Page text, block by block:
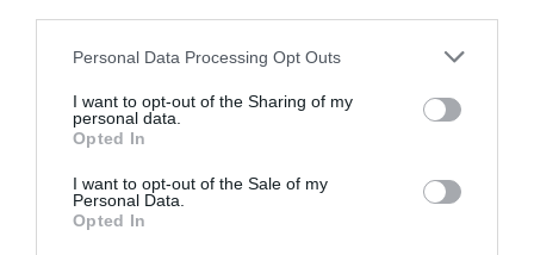
Personal Data Processing Opt Outs
I want to opt-out of the Sharing of my
personal data.
Opted In
I want to opt-out of the Sale of my
Personal Data.
Opted In
Flynas ouvre une ligne directe entre Médine et
histoire de l'aviation